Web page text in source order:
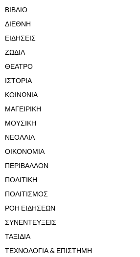
ΒΙΒΛΙΟ
ΔΙΕΘΝΗ
ΕΙΔΗΣΕΙΣ
ΖΩΔΙΑ
ΘΕΑΤΡΟ
ΙΣΤΟΡΙΑ
ΚΟΙΝΩΝΙΑ
ΜΑΓΕΙΡΙΚΗ
ΜΟΥΣΙΚΗ
ΝΕΟΛΑΙΑ
ΟΙΚΟΝΟΜΙΑ
ΠΕΡΙΒΑΛΛΟΝ
ΠΟΛΙΤΙΚΗ
ΠΟΛΙΤΙΣΜΟΣ
ΡΟΗ ΕΙΔΗΣΕΩΝ
ΣΥΝΕΝΤΕΥΞΕΙΣ
ΤΑΞΙΔΙΑ
ΤΕΧΝΟΛΟΓΙΑ & ΕΠΙΣΤΗΜΗ